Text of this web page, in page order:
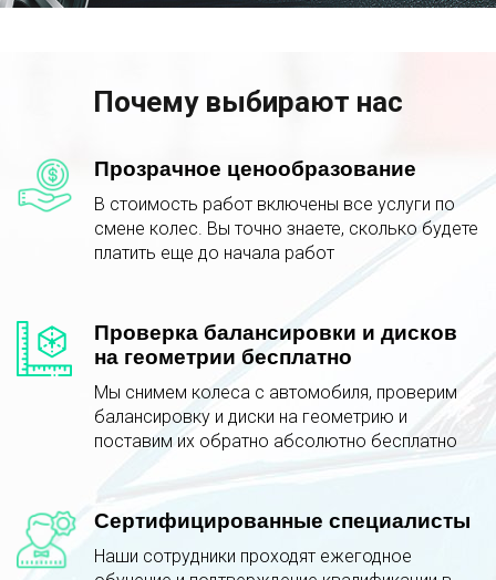
Почему выбирают нас
Прозрачное ценообразование
В стоимость работ включены все услуги по
смене колес. Вы точно знаете, сколько будете
платить еще до начала работ
Проверка балансировки и дисков
на геометрии бесплатно
Мы снимем колеса с автомобиля, проверим
балансировку и диски на геометрию и
поставим их обратно абсолютно бесплатно
Сертифицированные специалисты
Наши сотрудники проходят ежегодное